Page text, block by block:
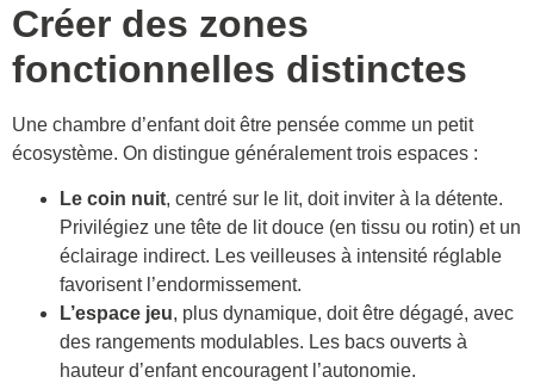
Créer des zones
fonctionnelles distinctes
Une chambre d’enfant doit être pensée comme un petit
écosystème. On distingue généralement trois espaces :
Le coin nuit, centré sur le lit, doit inviter à la détente.
Privilégiez une tête de lit douce (en tissu ou rotin) et un
éclairage indirect. Les veilleuses à intensité réglable
favorisent l’endormissement.
L’espace jeu, plus dynamique, doit être dégagé, avec
des rangements modulables. Les bacs ouverts à
hauteur d’enfant encouragent l’autonomie.